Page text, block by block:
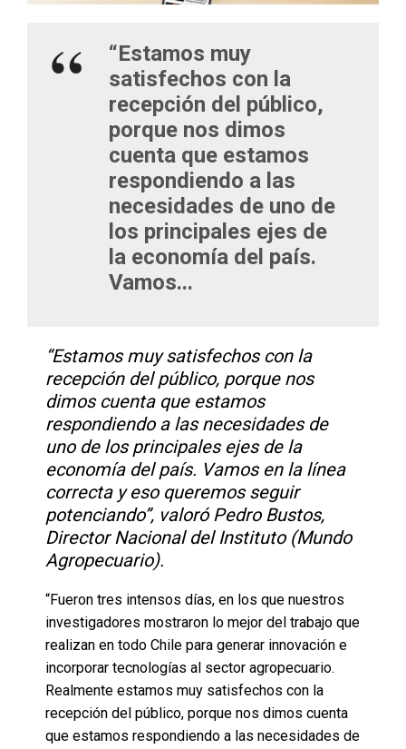
“Estamos muy
satisfechos con la
recepción del público,
porque nos dimos
cuenta que estamos
respondiendo a las
necesidades de uno de
los principales ejes de
la economía del país.
Vamos...
“Estamos muy satisfechos con la
recepción del público, porque nos
dimos cuenta que estamos
respondiendo a las necesidades de
uno de los principales ejes de la
economía del país. Vamos en la línea
correcta y eso queremos seguir
potenciando”, valoró Pedro Bustos,
Director Nacional del Instituto (Mundo
Agropecuario).
“Fueron tres intensos días, en los que nuestros
investigadores mostraron lo mejor del trabajo que
realizan en todo Chile para generar innovación e
incorporar tecnologías al sector agropecuario.
Realmente estamos muy satisfechos con la
recepción del público, porque nos dimos cuenta
que estamos respondiendo a las necesidades de